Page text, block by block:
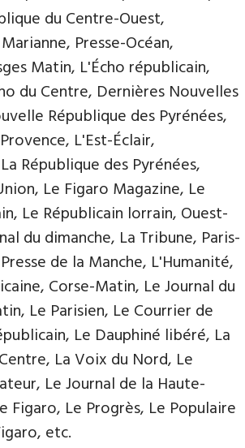
du Centre-Ouest,
Presse-Océan,
Matin, L'Écho républicain,
du Centre, Dernières Nouvelles
République des Pyrénées,
L'Est-Éclair,
République des Pyrénées,
Le Figaro Magazine, Le
Le Républicain lorrain, Ouest-
du dimanche, La Tribune, Paris-
de la Manche, L'Humanité,
Corse-Matin, Le Journal du
Le Parisien, Le Courrier de
Le Dauphiné libéré, La
La Voix du Nord, Le
Le Journal de la Haute-
Figaro, Le Progrès, Le Populaire
etc.